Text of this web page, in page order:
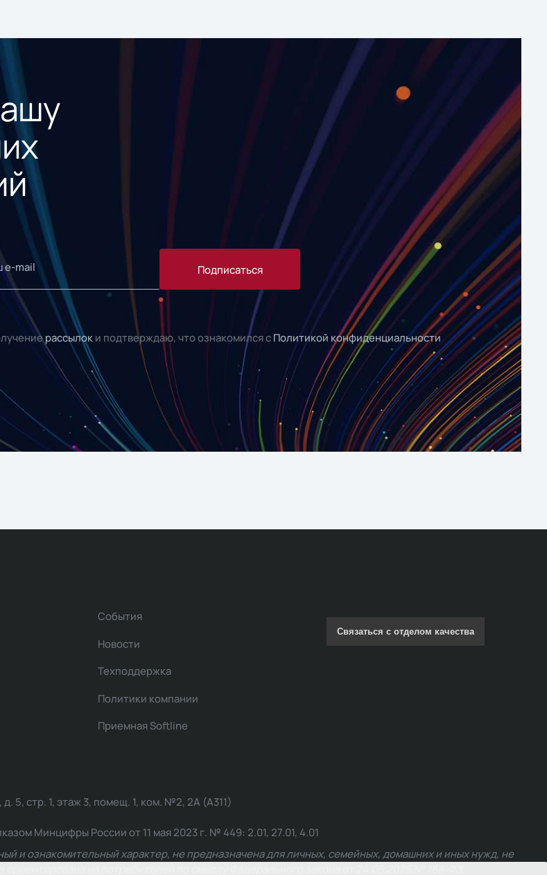
Подписаться
рассылок и подтверждаю, что ознакомился с Политикой конфиденциальности
События
Новости
Техподдержка
Политики компании
Приемная Softline
Связаться с отделом качества
5, стр. 1, этаж 3, помещ. 1, ком. №2, 2А (А311)
Минцифры России от 11 мая 2023 г. № 449: 2.01, 27.01, 4.01
и ознакомительный характер, не предназначена для личных, семейных, домашних и иных нужд, не